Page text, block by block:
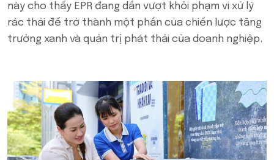
này cho thấy EPR đang dần vượt khỏi phạm vi xử lý
rác thải để trở thành một phần của chiến lược tăng
trưởng xanh và quản trị phát thải của doanh nghiệp.